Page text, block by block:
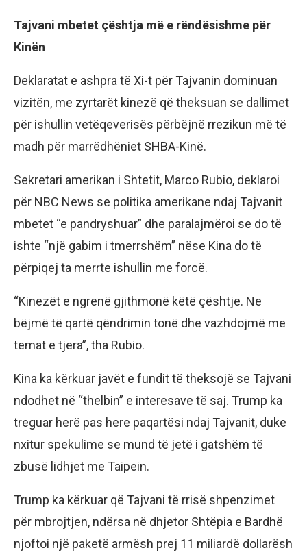
Tajvani mbetet çështja më e rëndësishme për
Kinën
Deklaratat e ashpra të Xi-t për Tajvanin dominuan
vizitën, me zyrtarët kinezë që theksuan se dallimet
për ishullin vetëqeverisës përbëjnë rrezikun më të
madh për marrëdhëniet SHBA-Kinë.
Sekretari amerikan i Shtetit, Marco Rubio, deklaroi
për NBC News se politika amerikane ndaj Tajvanit
mbetet “e pandryshuar” dhe paralajmëroi se do të
ishte “një gabim i tmerrshëm” nëse Kina do të
përpiqej ta merrte ishullin me forcë.
“Kinezët e ngrenë gjithmonë këtë çështje. Ne
bëjmë të qartë qëndrimin tonë dhe vazhdojmë me
temat e tjera”, tha Rubio.
Kina ka kërkuar javët e fundit të theksojë se Tajvani
ndodhet në “thelbin” e interesave të saj. Trump ka
treguar herë pas here paqartësi ndaj Tajvanit, duke
nxitur spekulime se mund të jetë i gatshëm të
zbusë lidhjet me Taipein.
Trump ka kërkuar që Tajvani të rrisë shpenzimet
për mbrojtjen, ndërsa në dhjetor Shtëpia e Bardhë
njoftoi një paketë armësh prej 11 miliardë dollarësh